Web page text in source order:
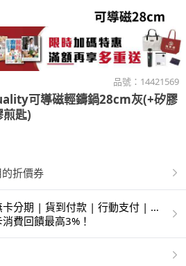
品號： 14421569
可導磁輕鑄鍋28cm灰(+矽膠
匙)
折價券
分期 | 貨到付款 | 行動支付 | 超
卡
費回饋最高3%！